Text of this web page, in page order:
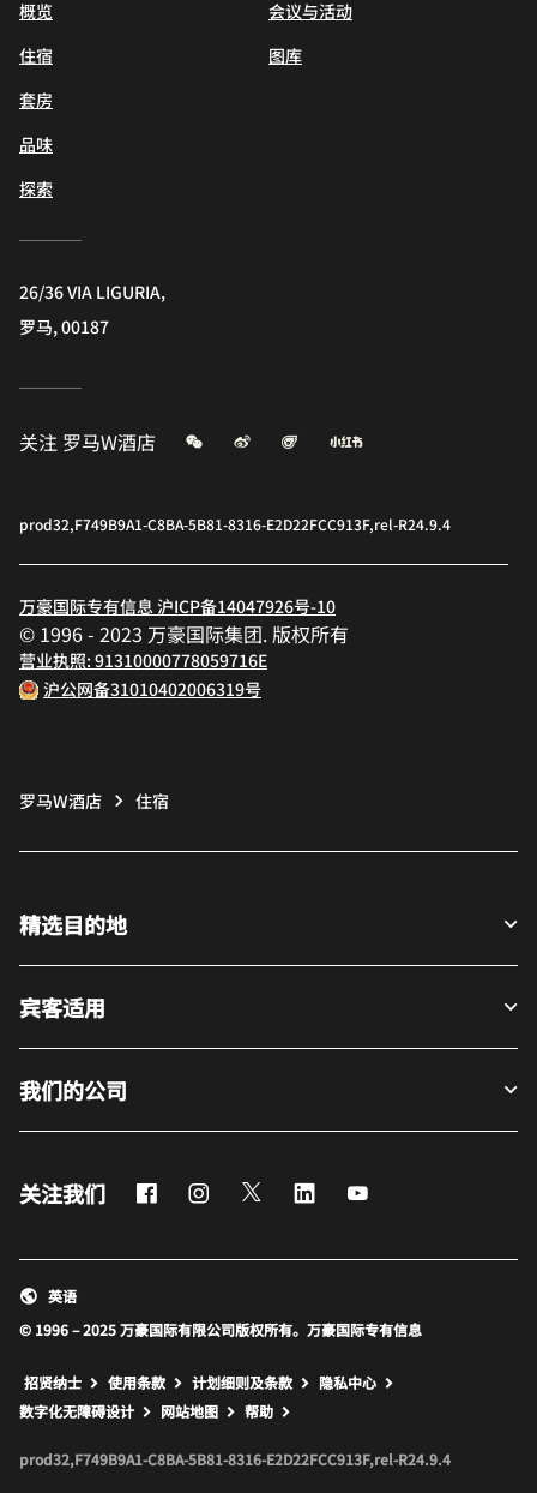
概览
住宿
套房
品味
探索
会议与活动
图库
26/36 VIA LIGURIA,
罗马, 00187
关注 罗马W酒店 微信 微博 飞猪 小红书
prod32,F749B9A1-C8BA-5B81-8316-E2D22FCC913F,rel-R24.9.4
万豪国际专有信息 沪ICP备14047926号-10
© 1996 - 2023 万豪国际集团. 版权所有
营业执照: 91310000778059716E
沪公网备31010402006319号
罗马W酒店 住宿
精选目的地
宾客适用
我们的公司
关注我们 FacebookInstagram
Twitter LinkedIn
© 1996 – 2025 万豪国际有限公司版权所有。万豪国际专有信息
英语
招贤纳士 使用条款 计划细则及条款
隐私中心
数字化无障碍设计
网站地图 打开新窗口
帮助
prod32,F749B9A1-C8BA-5B81-8316-E2D22FCC913F,rel-R24.9.4